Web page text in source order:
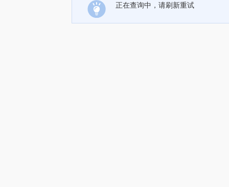
正在查询中，请刷新重试